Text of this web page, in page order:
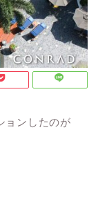
ョンしたのが